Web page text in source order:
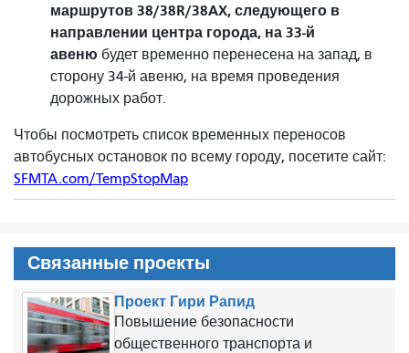
маршрутов 38/38R/38AX, следующего в
направлении центра города, на 33-й
авеню будет временно перенесена на запад, в
сторону 34-й авеню, на время проведения
дорожных работ.
Чтобы посмотреть список временных переносов
автобусных остановок по всему городу, посетите сайт:
SFMTA.com/TempStopMap
Связанные проекты
Проект Гири Рапид
Повышение безопасности
общественного транспорта и